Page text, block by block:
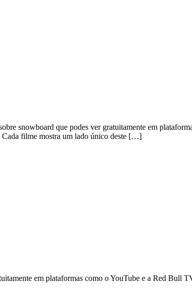
snowboard que podes ver gratuitamente em
Cada filme mostra um lado único deste […]
em plataformas como o YouTube e a Red Bull